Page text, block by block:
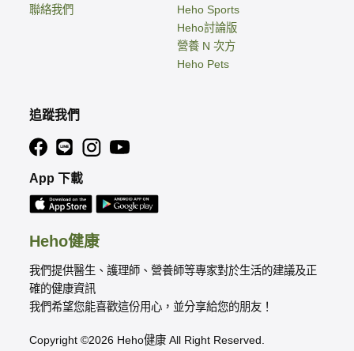
Heho健康
我們提供醫生、護理師、營養師等專家對於生活的建議及正
確的健康資訊
我們希望您能喜歡這份用心，並分享給您的朋友！
Copyright ©2026 Heho健康 All Right Reserved.
聯絡我們
Heho Sports
Heho討論版
營養 N 次方
Heho Pets
追蹤我們
App 下載